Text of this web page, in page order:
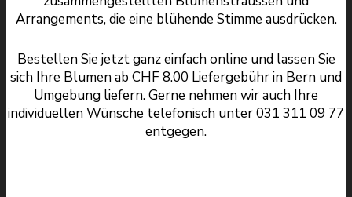
Arrangements, die eine blühende Stimme ausdrücken.
Bestellen Sie jetzt ganz einfach online und lassen Sie
sich Ihre Blumen ab CHF 8.00 Liefergebühr in Bern und
Umgebung liefern. Gerne nehmen wir auch Ihre
individuellen Wünsche telefonisch unter 031 311 09 77
entgegen.